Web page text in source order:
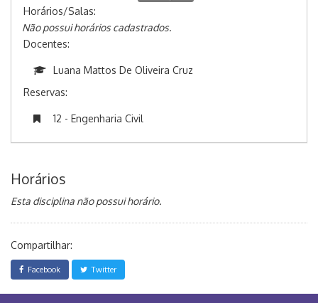
Horários/Salas:
Não possui horários cadastrados.
Docentes:
Luana Mattos De Oliveira Cruz
Reservas:
12 - Engenharia Civil
Horários
Esta disciplina não possui horário.
Compartilhar:
Facebook Twitter